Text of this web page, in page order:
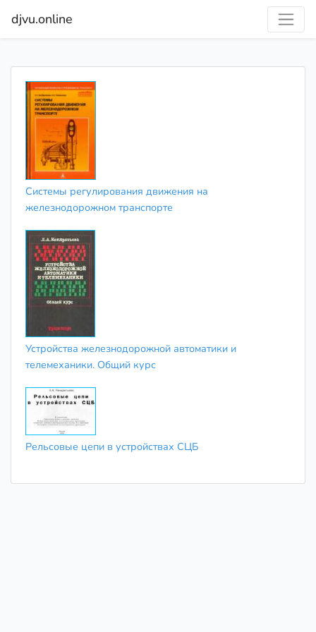
djvu.online
Системы регулирования движения на
железнодорожном транспорте
Устройства железнодорожной автоматики и
телемеханики. Общий курс
Рельсовые цепи в устройствах СЦБ